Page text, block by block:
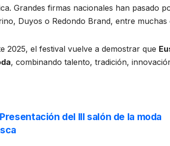
Grandes firmas nacionales han pasado
Duyos o Redondo Brand, entre muchas
2025, el festival vuelve a demostrar que
, combinando talento, tradición,
Presentación del III salón de la moda